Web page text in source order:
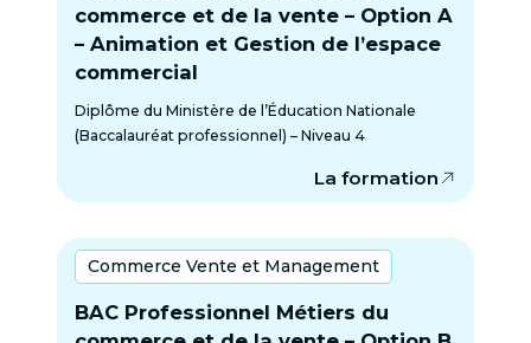
commerce et de la vente – Option A
– Animation et Gestion de l’espace
commercial
Diplôme du Ministère de l’Éducation Nationale
(Baccalauréat professionnel) – Niveau 4
La formation
Commerce Vente et Management
BAC Professionnel Métiers du